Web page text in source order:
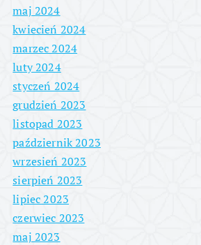
maj 2024
kwiecień 2024
marzec 2024
luty 2024
styczeń 2024
grudzień 2023
listopad 2023
październik 2023
wrzesień 2023
sierpień 2023
lipiec 2023
czerwiec 2023
maj 2023